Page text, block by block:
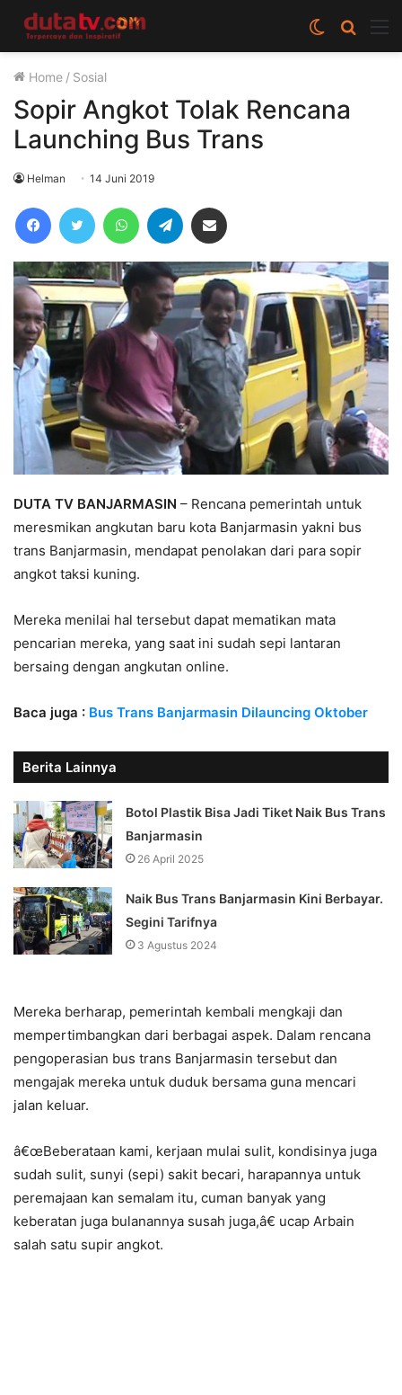
Cari
berita
Switch
skin
Home / Sosial
Sopir Angkot Tolak Rencana
Launching Bus Trans
Helman 14 Juni 2019
FacebookTwitter WhatsAppTelegram
DUTA TV BANJARMASIN – Rencana pemerintah untuk
meresmikan angkutan baru kota Banjarmasin yakni bus
trans Banjarmasin, mendapat penolakan dari para sopir
angkot taksi kuning.
Mereka menilai hal tersebut dapat mematikan mata
pencarian mereka, yang saat ini sudah sepi lantaran
bersaing dengan angkutan online.
Baca juga : Bus Trans Banjarmasin Dilauncing Oktober
Berita Lainnya
Botol Plastik Bisa Jadi Tiket Naik Bus Trans
Banjarmasin
26 April 2025
Naik Bus Trans Banjarmasin Kini Berbayar.
Segini Tarifnya
3 Agustus 2024
Mereka berharap, pemerintah kembali mengkaji dan
mempertimbangkan dari berbagai aspek. Dalam rencana
pengoperasian bus trans Banjarmasin tersebut dan
mengajak mereka untuk duduk bersama guna mencari
jalan keluar.
â€œBeberataan kami, kerjaan mulai sulit, kondisinya juga
sudah sulit, sunyi (sepi) sakit becari, harapannya untuk
peremajaan kan semalam itu, cuman banyak yang
keberatan juga bulanannya susah juga,â€ ucap Arbain
salah satu supir angkot.